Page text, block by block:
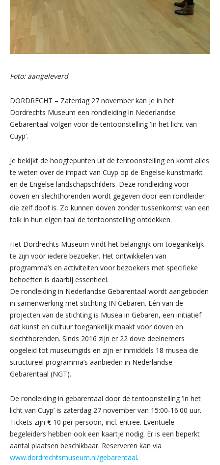
Foto: aangeleverd
DORDRECHT – Zaterdag 27 november kan je in het
Dordrechts Museum een rondleiding in Nederlandse
Gebarentaal volgen voor de tentoonstelling ‘In het licht van
Cuyp’.
Je bekijkt de hoogtepunten uit de tentoonstelling en komt alles
te weten over de impact van Cuyp op de Engelse kunstmarkt
en de Engelse landschapschilders. Deze rondleiding voor
doven en slechthorenden wordt gegeven door een rondleider
die zelf doof is. Zo kunnen doven zonder tussenkomst van een
tolk in hun eigen taal de tentoonstelling ontdekken.
Het Dordrechts Museum vindt het belangrijk om toegankelijk
te zijn voor iedere bezoeker. Het ontwikkelen van
programma’s en activiteiten voor bezoekers met specifieke
behoeften is daarbij essentieel.
De rondleiding in Nederlandse Gebarentaal wordt aangeboden
in samenwerking met stichting IN Gebaren. Eén van de
projecten van de stichting is Musea in Gebaren, een initiatief
dat kunst en cultuur toegankelijk maakt voor doven en
slechthorenden. Sinds 2016 zijn er 22 dove deelnemers
opgeleid tot museumgids en zijn er inmiddels 18 musea die
structureel programma’s aanbieden in Nederlandse
Gebarentaal (NGT).
De rondleiding in gebarentaal door de tentoonstelling ‘In het
licht van Cuyp’ is zaterdag 27 november van 15:00-16:00 uur.
Tickets zijn € 10 per persoon, incl. entree. Eventuele
begeleiders hebben ook een kaartje nodig. Er is een beperkt
aantal plaatsen beschikbaar. Reserveren kan via
www.dordrechtsmuseum.nl/gebarentaal.